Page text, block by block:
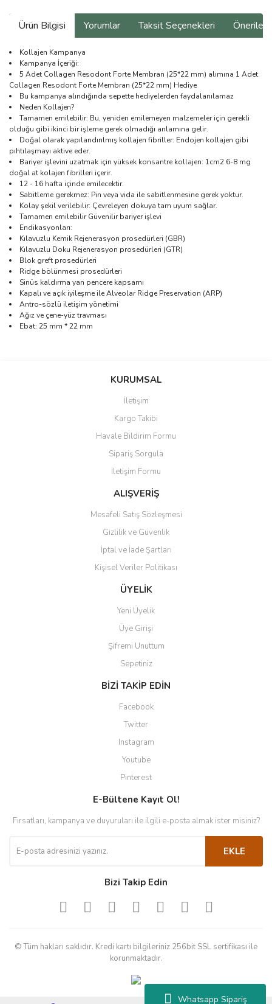
Whatsapp Sipariş
Ürün Bilgisi Yorumlar Taksit Seçenekleri
Kollajen Kampanya
Kampanya İçeriği:
5 Adet Collagen Resodont Forte Membran (25*22 mm) alımına 1 Adet
Collagen Resodont Forte Membran (25*22 mm) Hediye
Bu kampanya alındığında sepette hediyelerden faydalanılamaz
Neden Kollajen?
Tamamen emilebilir: Bu, yeniden emilemeyen malzemeler için gerekli
olduğu gibi ikinci bir işleme gerek olmadığı anlamına gelir.
Doğal olarak yapılandırılmış kollajen fibriller: Endojen kollajen gibi
pıhtılaşmayı aktive eder.
Bariyer işlevini uzatmak için yüksek konsantre kollajen: 1cm2 6-8 mg
doğal at kolajen fibrilleri içerir.
12 - 16 hafta içinde emilecektir.
Sabitleme gerekmez: Pin veya vida ile sabitlenmesine gerek yoktur.
Kolay şekil verilebilir: Çevreleyen dokuya tam uyum sağlar.
Tamamen emilebilir Güvenilir bariyer işlevi
Endikasyonları:
Kılavuzlu Kemik Rejenerasyon prosedürleri (GBR)
Kılavuzlu Doku Rejenerasyon prosedürleri (GTR)
Blok greft prosedürleri
Ridge bölünmesi prosedürleri
Sinüs kaldırma yan pencere kapsamı
Kapalı ve açık iyileşme ile Alveolar Ridge Preservation (ARP)
Antro-sözlü iletişim yönetimi
Ağız ve çene-yüz travması
Ebat: 25 mm * 22 mm
Bu ürüne ilk yorumu siz yapın!
Ürün resmi kalitesiz, bozuk veya görüntülenemiyor.
Ürün açıklamasında eksik bilgiler bulunuyor.
Ürün bilgilerinde hatalar bulunuyor.
Ürün fiyatı diğer sitelerden daha pahalı.
Bu ürüne benzer farklı alternatifler olmalı.
Gönder
KURUMSAL
İletişim
Kargo Takibi
Havale Bildirim Formu
Sipariş Sorgula
İletişim Formu
ALIŞVERİŞ
Mesafeli Satış Sözleşmesi
Gizlilik ve Güvenlik
İptal ve İade Şartları
Kişisel Veriler Politikası
ÜYELİK
Yeni Üyelik
Üye Girişi
Şifremi Unuttum
Sepetiniz
BİZİ TAKİP EDİN
Facebook
Twitter
Instagram
Youtube
Pinterest
E-Bültene Kayıt Ol!
Fırsatları, kampanya ve duyuruları ile ilgili e-posta almak ister misiniz?
EKLE
Bizi Takip Edin
© Tüm hakları saklıdır. Kredi kartı bilgileriniz 256bit SSL sertifikası ile
korunmaktadır.